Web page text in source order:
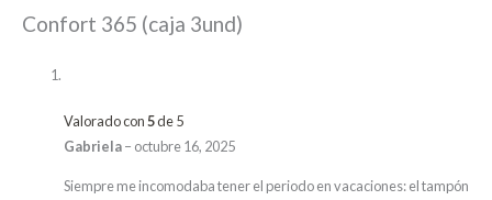
Confort 365 (caja 3und)
Valorado con5de 5
Gabriela– octubre 16, 2025
Siempre me incomodaba tener el periodo en vacaciones: el tampón